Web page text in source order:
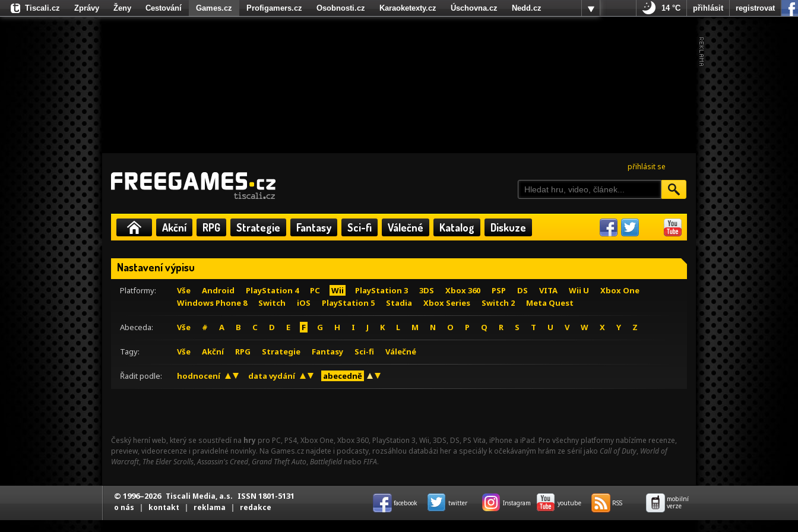
přihlásit se
Akční RPG Strategie Fantasy Sci-fi Válečné Katalog Diskuze
Nastavení výpisu
Platformy: Vše Android PlayStation 4 PC Wii PlayStation 3 3DS Xbox 360 PSP DS VITA Wii U
Xbox One
Windows Phone 8
Switch iOS PlayStation 5 Stadia Xbox Series Switch 2 Meta Quest
Abeceda: Vše # A B C D E F G H I J K L M N O P Q R S T U V W X Y Z
Tagy: Vše Akční RPG Strategie Fantasy Sci-fi Válečné
Řadit podle: hodnocení data vydání abecedně
Český herní web, který se soustředí na hry pro PC, PS4, Xbox One, Xbox 360, PlayStation 3, Wii, 3DS, DS, PS Vita, iPhone a iPad. Pro všechny platformy nabízíme recenze,
preview, videorecenze i pravidelné novinky. Na Games.cz najdete i podcasty, rozsáhlou databázi her a speciály k očekávaným hrám ze sérií jako Call of Duty, World of
Warcraft, The Elder Scrolls,Assassin's Creed, Grand Theft Auto, Battlefield nebo FIFA.
Tiscali.cz Zprávy Ženy Cestování Games.cz Profigamers.cz Osobnosti.cz Karaoketexty.cz Úschovna.cz
Nedd.cz
Fights.cz
14 °C přihlásit registrovat
© 1996–2026 Tiscali Media, a.s. ISSN 1801-5131
o nás | kontakt | reklama | redakce facebook twitter Instagram youtube RSS
mobilní
verze